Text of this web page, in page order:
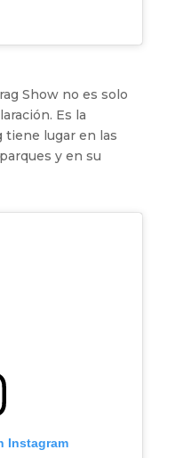
Show no es solo
Es la
tiene lugar en las
y en su
Instagram